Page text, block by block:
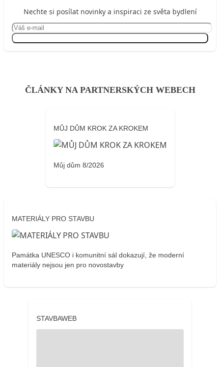
Nechte si posílat novinky a inspiraci ze světa bydlení
ČLÁNKY NA PARTNERSKÝCH WEBECH
MŮJ DŮM KROK ZA KROKEM
Můj dům 8/2026
MATERIÁLY PRO STAVBU
Památka UNESCO i komunitní sál dokazují, že moderní
materiály nejsou jen pro novostavby
STAVBAWEB